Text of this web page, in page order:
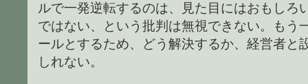
ルで一発逆転するのは、見た目にはおもしろ
ではない、という批判は無視できない。もう
ールとするため、どう解決するか、経営者と
しれない。